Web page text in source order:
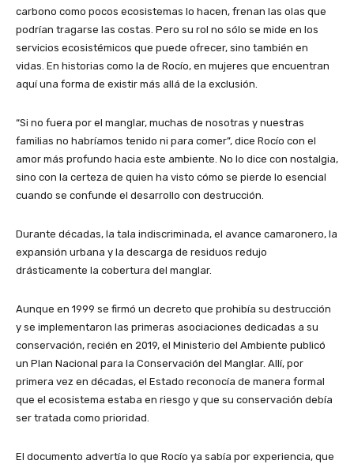
carbono como pocos ecosistemas lo hacen, frenan las olas que
podrían tragarse las costas. Pero su rol no sólo se mide en los
servicios ecosistémicos que puede ofrecer, sino también en
vidas. En historias como la de Rocío, en mujeres que encuentran
aquí una forma de existir más allá de la exclusión.
“Si no fuera por el manglar, muchas de nosotras y nuestras
familias no habríamos tenido ni para comer”, dice Rocío con el
amor más profundo hacia este ambiente. No lo dice con nostalgia,
sino con la certeza de quien ha visto cómo se pierde lo esencial
cuando se confunde el desarrollo con destrucción.
Durante décadas, la tala indiscriminada, el avance camaronero, la
expansión urbana y la descarga de residuos redujo
drásticamente la cobertura del manglar.
Aunque en 1999 se firmó un decreto que prohibía su destrucción
y se implementaron las primeras asociaciones dedicadas a su
conservación, recién en 2019, el Ministerio del Ambiente publicó
un Plan Nacional para la Conservación del Manglar. Allí, por
primera vez en décadas, el Estado reconocía de manera formal
que el ecosistema estaba en riesgo y que su conservación debía
ser tratada como prioridad.
El documento advertía lo que Rocío ya sabía por experiencia, que